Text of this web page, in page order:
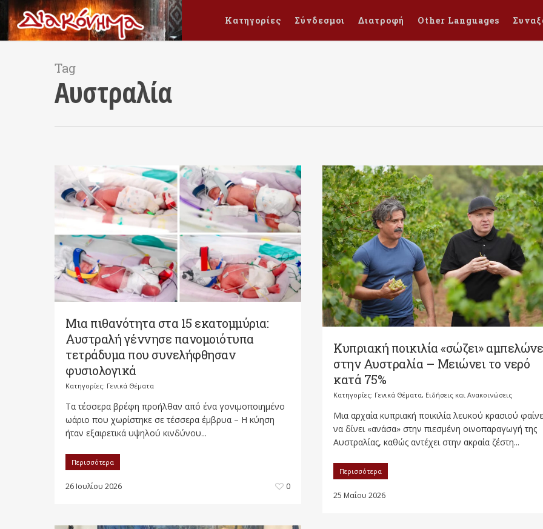
Κατηγορίες Σύνδεσμοι Διατροφή Other Languages
Tag
Αυστραλία
Μια πιθανότητα στα 15 εκατομμύρια:
Αυστραλή γέννησε πανομοιότυπα
τετράδυμα που συνελήφθησαν
φυσιολογικά
Κατηγορίες: Γενικά Θέματα
Τα τέσσερα βρέφη προήλθαν από ένα γονιμοποιημένο
ωάριο που χωρίστηκε σε τέσσερα έμβρυα – Η κύηση
ήταν εξαιρετικά υψηλού κινδύνου...
Περισσότερα
26 Ιουλίου 2026 0
Κυπριακή ποικιλία «σώζει»
στην Αυστραλία – Μειώνει το νερό
κατά 75%
Κατηγορίες: Γενικά Θέματα, Ειδήσεις και Ανακοινώσεις
Μια αρχαία κυπριακή ποικιλία λευκού κρασιού
να δίνει «ανάσα» στην πιεσμένη οινοπαραγωγή της
Αυστραλίας, καθώς αντέχει στην ακραία ζέστη...
Περισσότερα
25 Μαΐου 2026